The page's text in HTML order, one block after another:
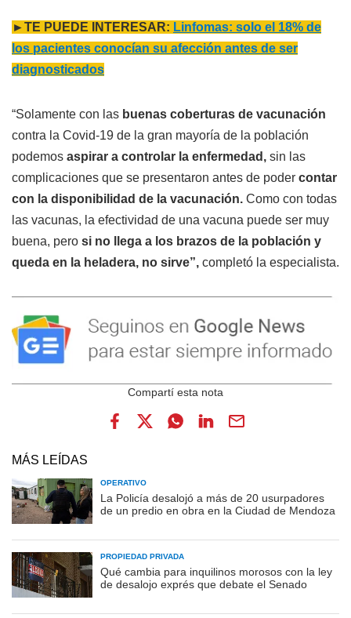
►TE PUEDE INTERESAR: Linfomas: solo el 18% de
los pacientes conocían su afección antes de ser
diagnosticados
“Solamente con las buenas coberturas de vacunación
contra la Covid-19 de la gran mayoría de la población
podemos aspirar a controlar la enfermedad, sin las
complicaciones que se presentaron antes de poder contar
con la disponibilidad de la vacunación. Como con todas
las vacunas, la efectividad de una vacuna puede ser muy
buena, pero si no llega a los brazos de la población y
queda en la heladera, no sirve”, completó la especialista.
MÁS LEÍDAS
OPERATIVO
La Policía desalojó a más de 20 usurpadores
de un predio en obra en la Ciudad de Mendoza
PROPIEDAD PRIVADA
Qué cambia para inquilinos morosos con la ley
de desalojo exprés que debate el Senado